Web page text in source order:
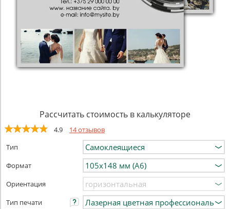
Рассчитать стоимость в калькуляторе
4.9
14 отзывов
Тип
Формат
Ориентация
Тип печати